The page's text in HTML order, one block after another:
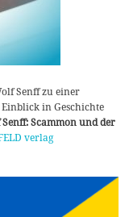
Senff zu einer
Einblick in Geschichte
Senff: Scammon und der
verlag